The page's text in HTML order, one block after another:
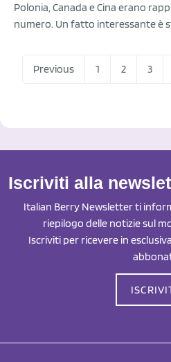
Polonia, Canada e Cina erano
numero. Un fatto interessante è
Previous 1 2 3
Iscriviti alla
Italian Berry Newsletter ti
riepilogo delle notizie sul
Iscriviti per ricevere in